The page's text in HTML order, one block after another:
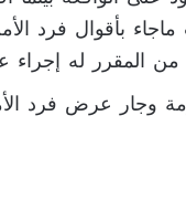
ماجاء بأقوال
وجار عرض فرد